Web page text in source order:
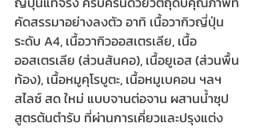
คัดสรรมาอย่างลงตัว อาทิ เนื้อวากิวญี่ปุ่น
ระดับ A4, เนื้อวากิวออสเตรเลีย, เนื้อ
ออสเตรเลีย (ส่วนสันคอ), เนื้อยูเอส (ส่วนพื้น
ท้อง), เนื้อหมูคุโรบูตะ, เนื้อหมูเบคอน ฯลฯ
สไลซ์ สด ใหม่ แบบจานต่อจาน ผสานน้ำซุป
สูตรต้นตำรับ ที่ผ่านการเคี่ยวและปรุงแต่ง